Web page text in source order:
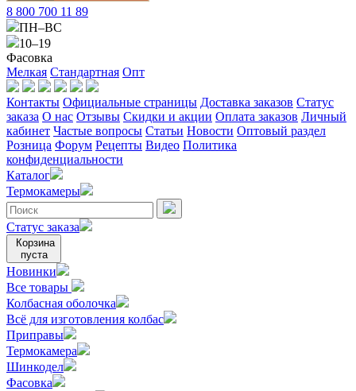
8 800 700 11 89
ПН–ВС
10–19
Фасовка
Мелкая Стандартная Опт
Контакты Официальные страницы Доставка заказов Статус
заказа О нас Отзывы Скидки и акции Оплата заказов Личный
кабинет Частые вопросы Статьи Новости Оптовый раздел
Розница Форум Рецепты Видео Политика
конфиденциальности
Каталог
Термокамеры
Статус заказа
Корзина
пуста
Новинки
Все товары
Колбасная оболочка
Всё для изготовления колбас
Приправы
Термокамера
Шинкодел
Фасовка